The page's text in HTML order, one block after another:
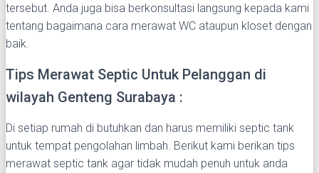
tersebut. Anda juga bisa berkonsultasi langsung kepada kami
tentang bagaimana cara merawat WC ataupun kloset dengan
baik.
Tips Merawat Septic Untuk Pelanggan di
wilayah Genteng Surabaya :
Di setiap rumah di butuhkan dan harus memiliki septic tank
untuk tempat pengolahan limbah. Berikut kami berikan tips
merawat septic tank agar tidak mudah penuh untuk anda